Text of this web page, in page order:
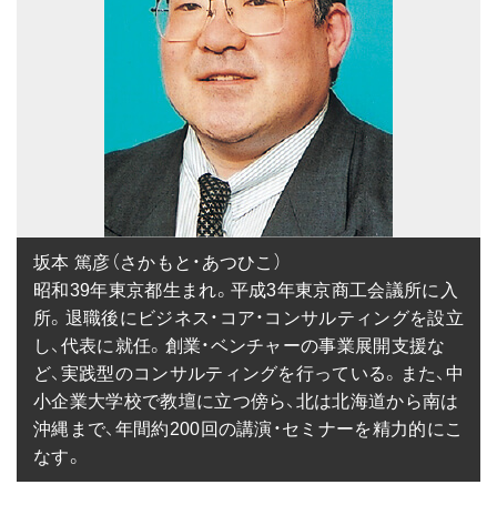
坂本 篤彦（さかもと・あつひこ）
昭和39年東京都生まれ。平成3年東京商工会議所に入
所。退職後にビジネス・コア・コンサルティングを設立
し、代表に就任。創業・ベンチャーの事業展開支援な
ど、実践型のコンサルティングを行っている。また、中
小企業大学校で教壇に立つ傍ら、北は北海道から南は
沖縄まで、年間約200回の講演・セミナーを精力的にこ
なす。